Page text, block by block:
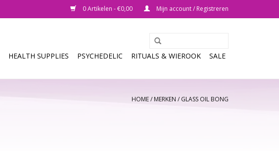
0 Artikelen - €0,00 Mijn account / Registreren
HEALTH SUPPLIES PSYCHEDELIC RITUALS & WIEROOK SALE
HOME/MERKEN /GLASS OIL BONG